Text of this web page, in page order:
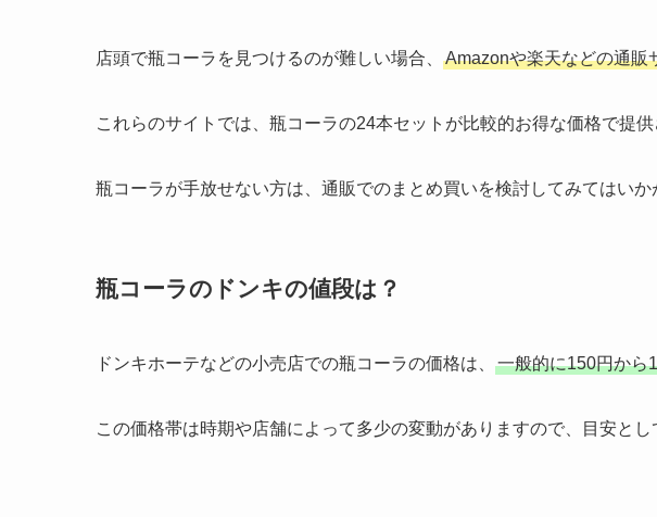
店頭で瓶コーラを見つけるのが難しい場合、 Amazonや楽天などの通販
これらのサイトでは、瓶コーラの24本セットが比較的お得な価格で提供
瓶コーラが手放せない方は、通販でのまとめ買いを検討してみてはいか
瓶コーラのドンキの値段は？
​ドンキホーテなどの小売店での瓶コーラの価格は、 一般的に150円から
この価格帯は時期や店舗によって多少の変動がありますので、目安とし